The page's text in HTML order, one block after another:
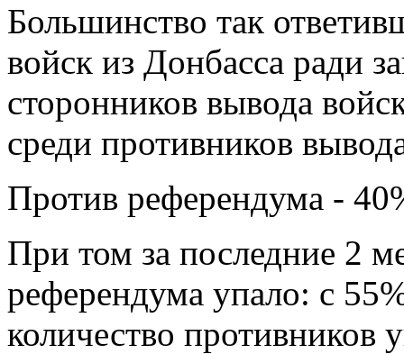
Большинство так
войск из Донбасса ради
сторонников вывода
среди противников
Против референдума -
При том за последние 2
референдума упало: с
количество противников